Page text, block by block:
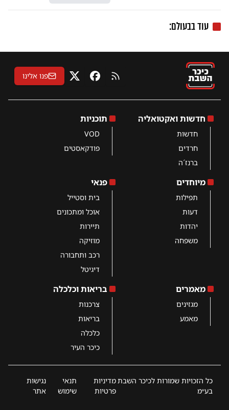
עוד בבעולם:
RSS פייסבוקX פנו אלינו
חדשות ואקטואליה
חדשות
חרדים
ברנז´ה
תוכניות
VOD
פודקאסטים
מיוחדים
תפילות
דעות
יהדות
משפחה
פנאי
בית וסטייל
אוכל ומתכונים
תיירות
מוזיקה
רכב ותחבורה
דיגיטל
מאמרים
מגזינים
מאמע
בריאות וכלכלה
צרכנות
בריאות
כלכלה
כיכר העיר
כל הזכויות שמורות לכיכר השבת
בע״מ
מדיניות
פרטיות
תנאי
שימוש
נגישות
אתר